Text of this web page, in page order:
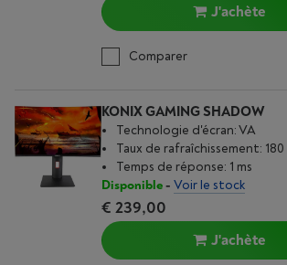
J'achète
Comparer
KONIX GAMING SHADOW
Technologie d'écran: VA
Taux de rafraîchissement: 180
Temps de réponse: 1 ms
Disponible- Voir le stock
€ 239,00
J'achète